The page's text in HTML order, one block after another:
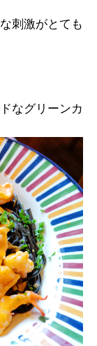
刺激がとても
なグリーンカ